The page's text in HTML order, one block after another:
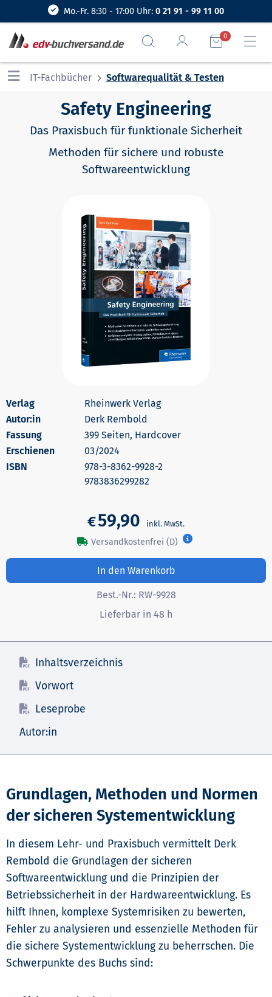
Mo.-Fr. 8:30 - 17:00 Uhr: 0 21 91 - 99 11 00
0
IT-Fachbücher Softwarequalität & Testen
Safety Engineering
Das Praxisbuch für funktionale Sicherheit
Methoden für sichere und robuste
Softwareentwicklung
Rheinwerk Verlag
Autor:in
Derk Rembold
399 Seiten, Hardcover
Erschienen
03/2024
978-3-8362-9928-2
9783836299282
€59,90
Versandkostenfrei (D)
In den Warenkorb
Best.-Nr.: RW-9928
Lieferbar in 48 h
Inhaltsverzeichnis
Vorwort
Leseprobe
Autor:in
Grundlagen, Methoden und Normen
der sicheren Systementwicklung
In diesem Lehr- und Praxisbuch vermittelt Derk
Rembold die Grundlagen der sicheren
Softwareentwicklung und die Prinzipien der
Betriebssicherheit in der Hardwareentwicklung. Es
hilft Ihnen, komplexe Systemrisiken zu bewerten,
Fehler zu analysieren und essenzielle Methoden für
die sichere Systementwicklung zu beherrschen. Die
Schwerpunkte des Buchs sind: